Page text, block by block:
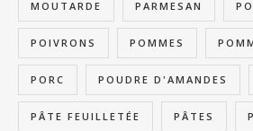
MOUTARDE PARMESAN
POIVRONS POMMES
PORC POUDRE D'AMANDES
PÂTE FEUILLETÉE PÂTES